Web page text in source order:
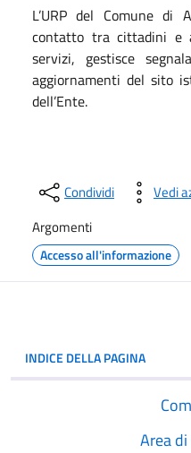
L’URP del Comune
contatto tra cittadini e
servizi, gestisce
aggiornamenti del sito
dell’Ente.
Condividi
Vedi
Argomenti
Accesso all'informazione
INDICE DELLA PAGINA
Area